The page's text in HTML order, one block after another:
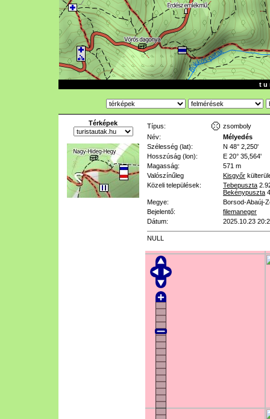
t u
Térképek Típus:
zsomboly
Név:
Mélyedés
Szélesség (lat):
N 48° 2,250'
Hosszúság (lon):
E 20° 35,564'
Magasság:
571 m
Valószínűleg
Kisgyőr
Közeli települések:
Tebepuszta
Bekénypuszta
Megye:
Borsod-Abaúj-
Bejelentő:
filemaneger
Dátum:
2025.10.23
NULL